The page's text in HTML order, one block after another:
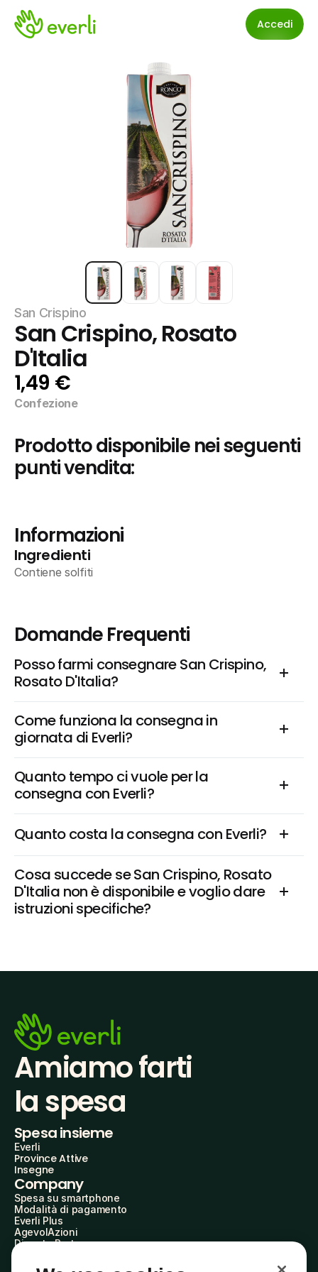
Accedi
San Crispino
San Crispino, Rosato
D'Italia
1,49 €
Confezione
Prodotto disponibile nei seguenti
punti vendita:
Informazioni
Ingredienti
Contiene solfiti
Domande Frequenti
Posso farmi consegnare San Crispino,
Rosato D'Italia?
Come funziona la consegna in
giornata di Everli?
Quanto tempo ci vuole per la
consegna con Everli?
Quanto costa la consegna con Everli?
Cosa succede se San Crispino, Rosato
D'Italia non è disponibile e voglio dare
istruzioni specifiche?
Amiamo farti
la spesa
Spesa insieme
Everli
Province Attive
Insegne
Company
Spesa su smartphone
Modalità di pagamento
Everli Plus
AgevolAzioni
Diventa Partner
Everli Shoppers